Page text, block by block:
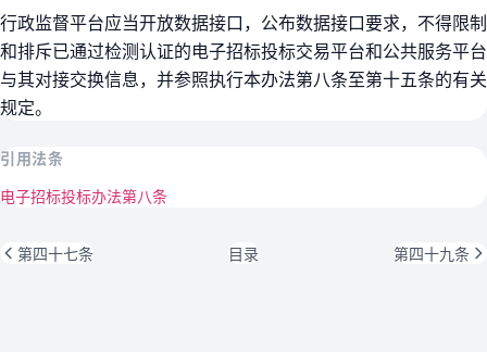
行政监督平台应当开放数据接口，公布数据接口要求，不得限制
和排斥已通过检测认证的电子招标投标交易平台和公共服务平台
与其对接交换信息，并参照执行本办法第八条至第十五条的有关
规定。
引用法条
电子招标投标办法第八条
第四十七条 目录 第四十九条